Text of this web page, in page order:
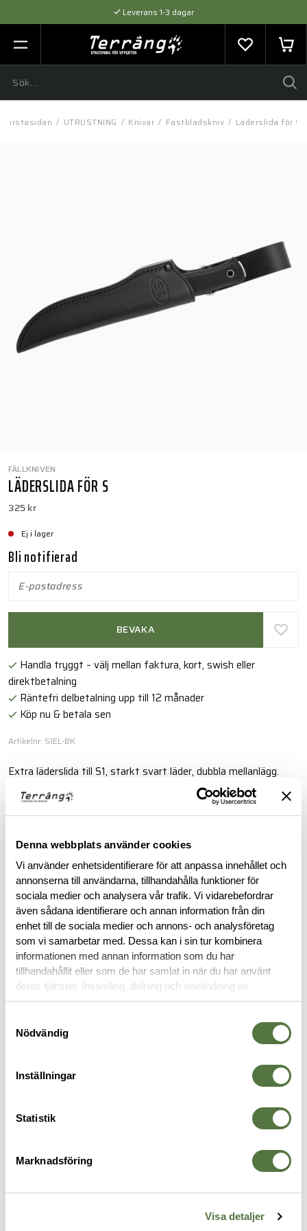
Denna webbplats använder cookies
Vi använder enhetsidentifierare för att anpassa innehållet och
annonserna till användarna, tillhandahålla funktioner för
sociala medier och analysera vår trafik. Vi vidarebefordrar
även sådana identifierare och annan information från din
enhet till de sociala medier och annons- och analysföretag
som vi samarbetar med. Dessa kan i sin tur kombinera
informationen med annan information som du har
tillhandahållit eller som de har samlat in när du har använt
deras tjänster. Insamling, delning och användning av
personuppgifter kan användas för personalisering av
Nödvändig
Inställningar
Statistik
Marknadsföring
Visa detaljer
Leverans 1-3 dagar
Flexibel betalning med SVEA
Expertråd & Kvalitetsprodukter
Förstasidan / UTRUSTNING / Knivar / Fastbladskniv / Läderslida för S
FÄLLKNIVEN
LÄDERSLIDA FÖR S
325 kr
Ej i lager
Bli notifierad
BEVAKA
Handla tryggt – välj mellan faktura, kort, swish eller
direktbetalning
Räntefri delbetalning upp till 12 månader
Köp nu & betala sen
Artikelnr: S1EL-BK
Extra läderslida till S1, starkt svart läder, dubbla mellanlägg.
Läs mer
RECENSIONER
OM VARUMÄRKET
FASTBLADSKNIV